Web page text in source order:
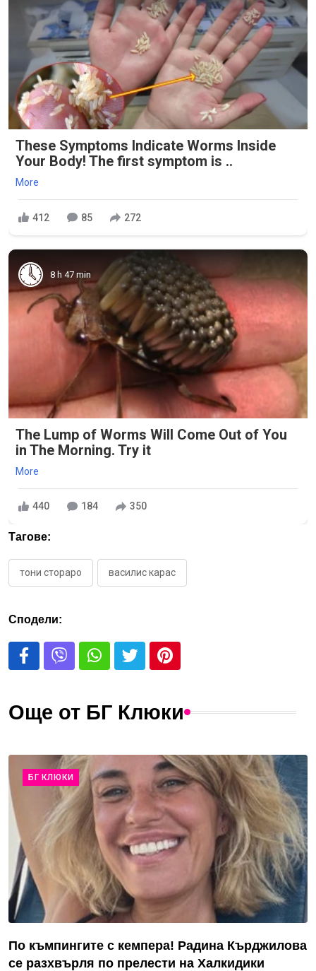
These Symptoms Indicate Worms Inside
Your Body! The first symptom is ..
More
412 85 272
8 h 47 min
The Lump of Worms Will Come Out of You
in The Morning. Try it
More
440 184 350
Тагове:
тони стораро василис карас
Сподели:
Още от БГ Клюки
БГ КЛЮКИ
По къмпингите с кемпера! Радина Кърджилова
се разхвърля по прелести на Халкидики